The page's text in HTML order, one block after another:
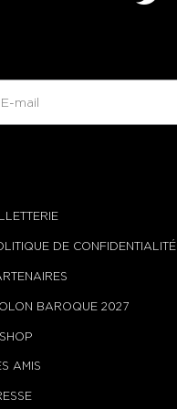
DE CONFIDENTIALITÉ
BAROQUE 2027
AMIS